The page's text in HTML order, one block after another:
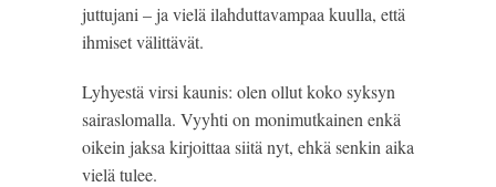
juttujani – ja vielä ilahduttavampaa kuulla, että
ihmiset välittävät.
Lyhyestä virsi kaunis: olen ollut koko syksyn
sairaslomalla. Vyyhti on monimutkainen enkä
oikein jaksa kirjoittaa siitä nyt, ehkä senkin aika
vielä tulee.